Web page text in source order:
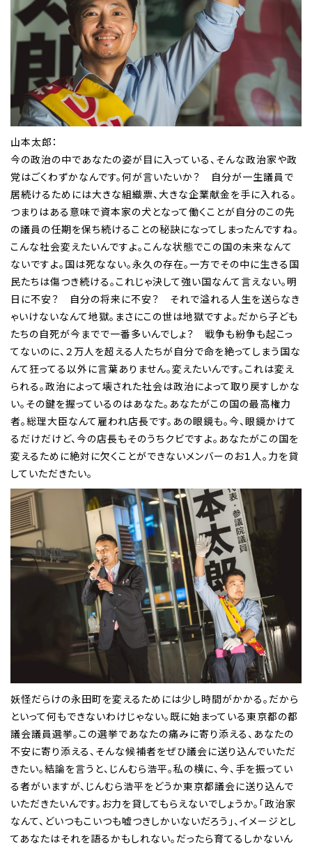
山本太郎：
今の政治の中であなたの姿が目に入っている、そんな政治家や政
党はごくわずかなんです。何が言いたいか？ 自分が一生議員で
居続けるためには大きな組織票、大きな企業献金を手に入れる。
つまりはある意味で資本家の犬となって働くことが自分のこの先
の議員の任期を保ち続けることの秘訣になってしまったんですね。
こんな社会変えたいんですよ。こんな状態でこの国の未来なんて
ないですよ。国は死なない。永久の存在。一方でその中に生きる国
民たちは傷つき続ける。これじゃ決して強い国なんて言えない。明
日に不安？ 自分の将来に不安？ それで溢れる人生を送らなき
ゃいけないなんて地獄。まさにこの世は地獄ですよ。だから子ども
たちの自死が今までで一番多いんでしょ？ 戦争も紛争も起こっ
てないのに、２万人を超える人たちが自分で命を絶ってしまう国な
んて狂ってる以外に言葉ありません。変えたいんです。これは変え
られる。政治によって壊された社会は政治によって取り戻すしかな
い。その鍵を握っているのはあなた。あなたがこの国の最高権力
者。総理大臣なんて雇われ店長です。あの眼鏡も。今、眼鏡かけて
るだけだけど、今の店長もそのうちクビですよ。あなたがこの国を
変えるために絶対に欠くことができないメンバーのお１人。力を貸
していただきたい。
妖怪だらけの永田町を変えるためには少し時間がかかる。だから
といって何もできないわけじゃない。既に始まっている東京都の都
議会議員選挙。この選挙であなたの痛みに寄り添える、あなたの
不安に寄り添える、そんな候補者をぜひ議会に送り込んでいただ
きたい。結論を言うと、じんむら浩平。私の横に、今、手を振ってい
る者がいますが、じんむら浩平をどうか東京都議会に送り込んで
いただきたいんです。お力を貸してもらえないでしょうか。「政治家
なんて、どいつもこいつも嘘つきしかいないだろう」、イメージとし
てあなたはそれを語るかもしれない。だったら育てるしかないん